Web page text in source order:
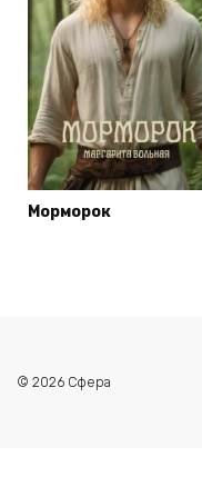
Морморок
© 2026 Сфера